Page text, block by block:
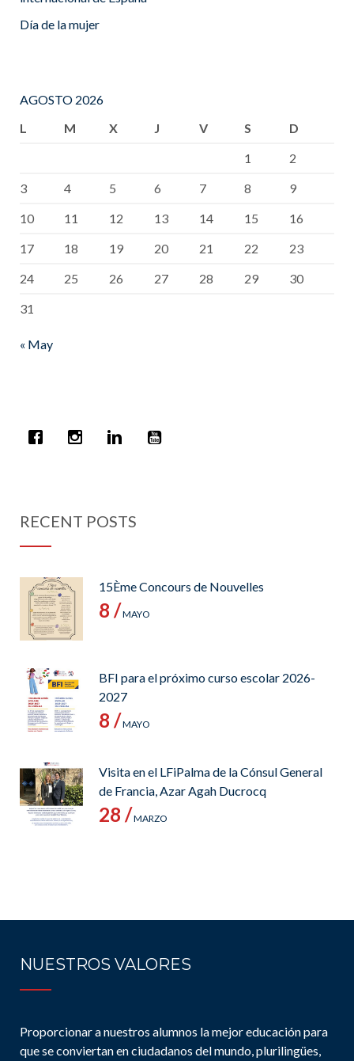
Día de la mujer
AGOSTO 2026
L
M X J V S
D
1
2
3
4 5 6 7 8
9
10
11 12 13 14 15
16
17
18 19 20 21 22
23
24
25 26 27 28 29
30
31
« May
RECENT POSTS
15Ème Concours de Nouvelles
8 /MAYO
BFI para el próximo curso escolar 2026-
2027
8 /MAYO
Visita en el LFiPalma de la Cónsul General
de Francia, Azar Agah Ducrocq
28 /MARZO
NUESTROS VALORES
Proporcionar a nuestros alumnos la mejor educación para
que se conviertan en ciudadanos del mundo, plurilingües,